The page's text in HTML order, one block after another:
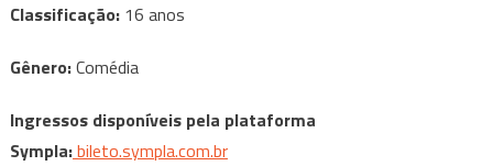
Classificação:16 anos
Gênero:Comédia
Ingressos disponíveis pela plataforma
Sympla:bileto.sympla.com.br